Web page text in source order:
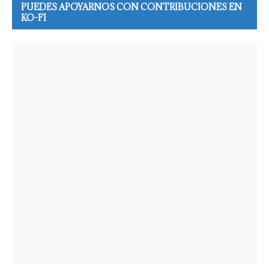
PUEDES APOYARNOS CON CONTRIBUCIONES EN
KO-FI